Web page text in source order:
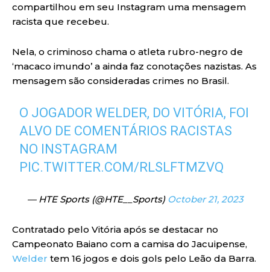
compartilhou em seu Instagram uma mensagem
racista que recebeu.
Nela, o criminoso chama o atleta rubro-negro de
‘macaco imundo’ a ainda faz conotações nazistas. As
mensagem são consideradas crimes no Brasil.
O JOGADOR WELDER, DO VITÓRIA, FOI
ALVO DE COMENTÁRIOS RACISTAS
NO INSTAGRAM
PIC.TWITTER.COM/RLSLFTMZVQ
— HTE Sports (@HTE__Sports) October 21, 2023
Contratado pelo Vitória após se destacar no
Campeonato Baiano com a camisa do Jacuipense,
Welder tem 16 jogos e dois gols pelo Leão da Barra.